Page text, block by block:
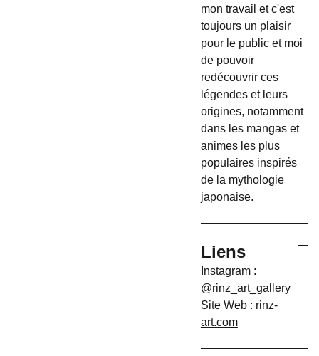
mon travail et c'est
toujours un plaisir
pour le public et moi
de pouvoir
redécouvrir ces
légendes et leurs
origines, notamment
dans les mangas et
animes les plus
populaires inspirés
de la mythologie
japonaise.
Liens
Instagram :
@rinz_art_gallery
Site Web : rinz-
art.com